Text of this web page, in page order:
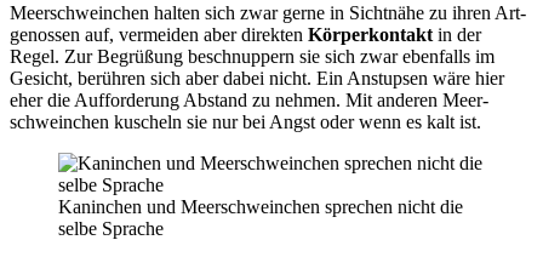
Meer­schwein­chen hal­ten sich zwar ger­ne in Sicht­nä­he zu ihren Art­
ge­nos­sen auf, ver­mei­den aber direk­ten Kör­per­kon­takt in der
Regel. Zur Begrü­ßung beschnup­pern sie sich zwar eben­falls im
Gesicht, berüh­ren sich aber dabei nicht. Ein Anstup­sen wäre hier
eher die Auf­for­de­rung Abstand zu neh­men. Mit ande­ren Meer­
schwein­chen kuscheln sie nur bei Angst oder wenn es kalt ist.
Kanin­chen und Meer­schwein­chen spre­chen nicht die
sel­be Spra­che